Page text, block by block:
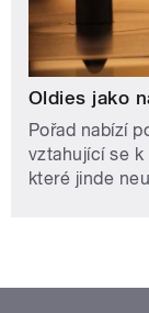
Oldies jako
Pořad nabízí
vztahující se
které jinde